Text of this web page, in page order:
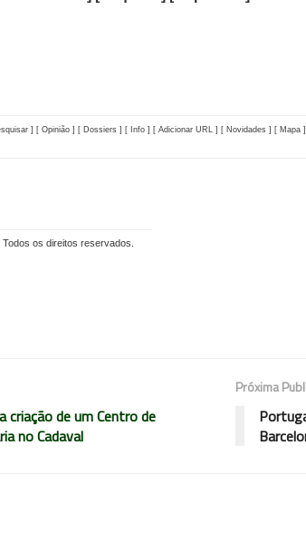
] [ Opinião ] [ Dossiers ] [ Info ] [ Adicionar URL ] [ Novidades ] [ Mapa ]
os direitos reservados.
de um Centro de
no Cadaval
Próxima